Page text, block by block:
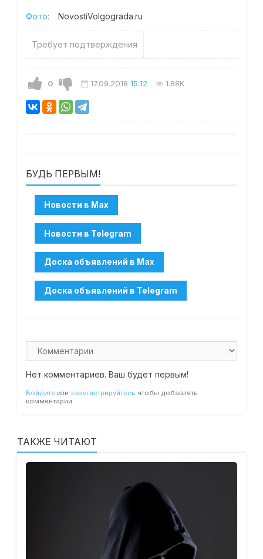
Фото: NovostiVolgograda.ru
Требует подтверждения
0 17.09.2018 15:12 1.88K
БУДЬ ПЕРВЫМ!
Нет комментариев. Ваш будет первым!
Войдите или зарегистрируйтесь чтобы добавлять
комментарии
ТАКЖЕ ЧИТАЮТ